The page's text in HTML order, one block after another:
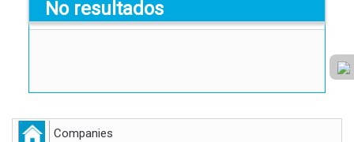
No resultados
Companies